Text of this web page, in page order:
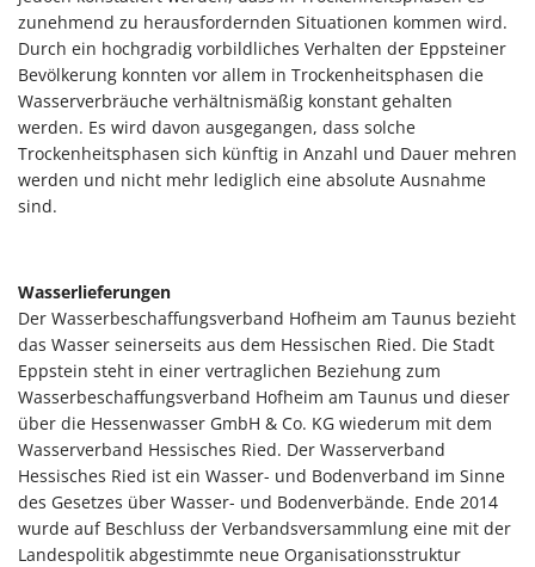
zunehmend zu herausfordernden Situationen kommen wird.
Durch ein hochgradig vorbildliches Verhalten der Eppsteiner
Bevölkerung konnten vor allem in Trockenheitsphasen die
Wasserverbräuche verhältnismäßig konstant gehalten
werden. Es wird davon ausgegangen, dass solche
Trockenheitsphasen sich künftig in Anzahl und Dauer mehren
werden und nicht mehr lediglich eine absolute Ausnahme
sind.
Wasserlieferungen
Der Wasserbeschaffungsverband Hofheim am Taunus bezieht
das Wasser seinerseits aus dem Hessischen Ried. Die Stadt
Eppstein steht in einer vertraglichen Beziehung zum
Wasserbeschaffungsverband Hofheim am Taunus und dieser
über die Hessenwasser GmbH & Co. KG wiederum mit dem
Wasserverband Hessisches Ried. Der Wasserverband
Hessisches Ried ist ein Wasser- und Bodenverband im Sinne
des Gesetzes über Wasser- und Bodenverbände. Ende 2014
wurde auf Beschluss der Verbandsversammlung eine mit der
Landespolitik abgestimmte neue Organisationsstruktur